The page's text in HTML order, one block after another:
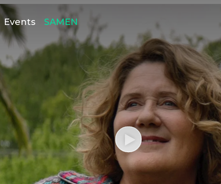
Events SAMEN